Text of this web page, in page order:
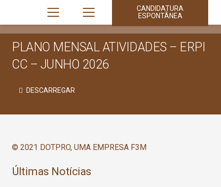
CANDIDATURA
ESPONTÂNEA
PLANO MENSAL ATIVIDADES – ERPI
CC – JUNHO 2026
DESCARREGAR
© 2021 DOTPRO, UMA EMPRESA F3M
Últimas Notícias